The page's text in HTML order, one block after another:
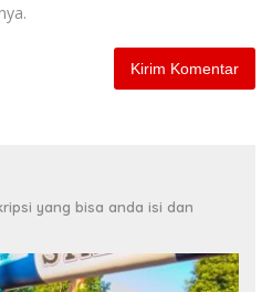
yang bisa anda isi dan